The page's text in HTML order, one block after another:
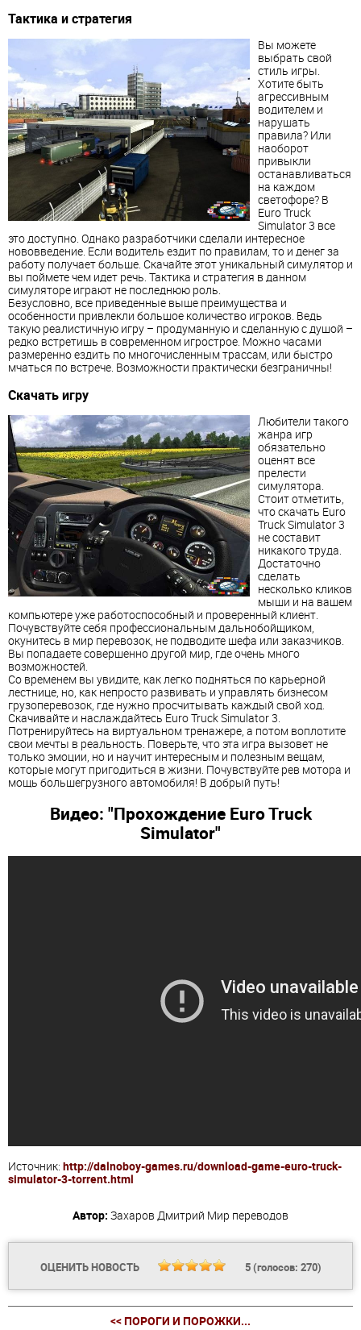
Тактика и стратегия
Вы можете
выбрать свой
стиль игры.
Хотите быть
агрессивным
водителем и
нарушать
правила? Или
наоборот
привыкли
останавливаться
на каждом
светофоре? В
Euro Truck
Simulator 3 все
это доступно. Однако разработчики сделали интересное
нововведение. Если водитель ездит по правилам, то и денег за
работу получает больше. Скачайте этот уникальный симулятор и
вы поймете чем идет речь. Тактика и стратегия в данном
симуляторе играют не последнюю роль.
Безусловно, все приведенные выше преимущества и
особенности привлекли большое количество игроков. Ведь
такую реалистичную игру – продуманную и сделанную с душой –
редко встретишь в современном игрострое. Можно часами
размеренно ездить по многочисленным трассам, или быстро
мчаться по встрече. Возможности практически безграничны!
Скачать игру
Любители такого
жанра игр
обязательно
оценят все
прелести
симулятора.
Стоит отметить,
что скачать Euro
Truck Simulator 3
не составит
никакого труда.
Достаточно
сделать
несколько кликов
мыши и на вашем
компьютере уже работоспособный и проверенный клиент.
Почувствуйте себя профессиональным дальнобойщиком,
окунитесь в мир перевозок, не подводите шефа или заказчиков.
Вы попадаете совершенно другой мир, где очень много
возможностей.
Со временем вы увидите, как легко подняться по карьерной
лестнице, но, как непросто развивать и управлять бизнесом
грузоперевозок, где нужно просчитывать каждый свой ход.
Скачивайте и наслаждайтесь Euro Truck Simulator 3.
Потренируйтесь на виртуальном тренажере, а потом воплотите
свои мечты в реальность. Поверьте, что эта игра вызовет не
только эмоции, но и научит интересным и полезным вещам,
которые могут пригодиться в жизни. Почувствуйте рев мотора и
мощь большегрузного автомобиля! В добрый путь!
Видео: "Прохождение Euro Truck
Simulator"
Источник: http://dalnoboy-games.ru/download-game-euro-truck-
simulator-3-torrent.html
Автор: Захаров Дмитрий Мир переводов
ОЦЕНИТЬ НОВОСТЬ 5(голосов: 270)
<< ПОРОГИ И ПОРОЖКИ...